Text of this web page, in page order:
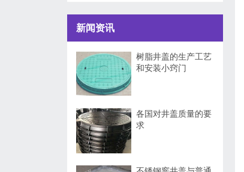
新闻资讯
树脂井盖的生产工艺
和安装小窍门
各国对井盖质量的要
求